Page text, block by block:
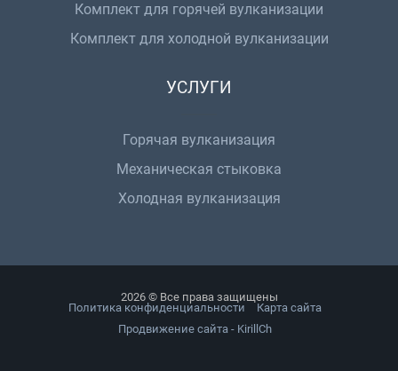
Комплект для горячей вулканизации
Комплект для холодной вулканизации
УСЛУГИ
Горячая вулканизация
Механическая стыковка
Холодная вулканизация
2026 © Все права защищены
Политика конфиденциальности
Карта сайта
Продвижение сайта - KirillCh